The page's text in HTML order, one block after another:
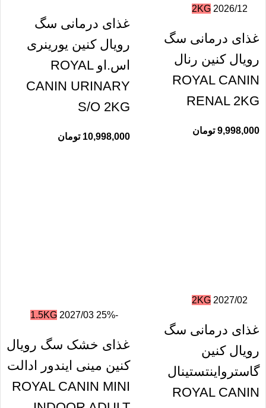
2026/12
2KG
غذای درمانی سگ
رویال کنین رنال
ROYAL CANIN
RENAL 2KG
9,998,000 تومان
غذای درمانی سگ
رویال کنین یورینری
اس.او ROYAL
CANIN URINARY
S/O 2KG
10,998,000 تومان
2027/02
2KG
غذای درمانی سگ
رویال کنین
گاسترواینتستینال
ROYAL CANIN
-25%
2027/03
1.5KG
غذای خشک سگ رویال
کنین مینی ایندور ادالت
ROYAL CANIN MINI